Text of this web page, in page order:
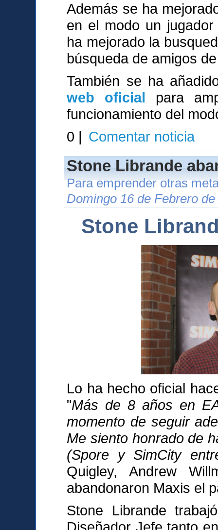
Además se ha
en el modo un
ha mejorado la
búsqueda de amigos
También se ha
web oficial para
funcionamiento del
0 | Comentar noticia
Stone Librande
Para emprender otras
Domingo 16 de Febrero
Stone
Lo ha hecho oficial
"Más de 8 años en
momento de seguir
Me siento honrado de
(Spore y SimCity
Quigley, Andrew
abandonaron Maxis el
Stone Librande